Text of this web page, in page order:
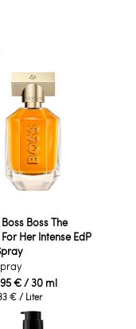
Boss The
Her Intense EdP
€/ 30 ml
€ / Liter